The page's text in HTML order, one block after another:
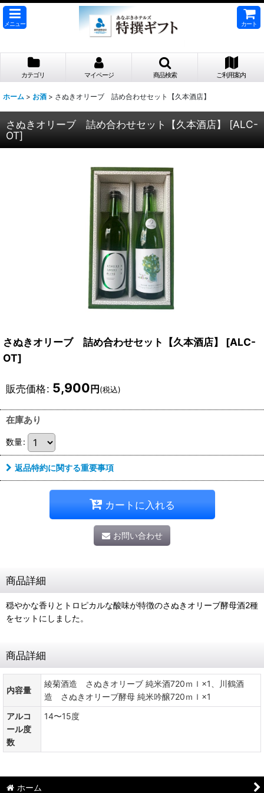
メニュー カート
カテゴリ マイページ 商品検索 ご利用案内
ホーム > お酒 > さぬきオリーブ 詰め合わせセット【久本酒店】
さぬきオリーブ 詰め合わせセット【久本酒店】 [ALC-
OT]
さぬきオリーブ 詰め合わせセット【久本酒店】 [ALC-
OT]
販売価格: 5,900 円 (税込)
在庫あり
数量:
返品特約に関する重要事項
カートに入れる
お問い合わせ
商品詳細
穏やかな香りとトロピカルな酸味が特徴のさぬきオリーブ酵母酒2種
をセットにしました。
商品詳細
内容量
綾菊酒造 さぬきオリーブ 純米酒720ｍｌ×1、川鶴酒
造 さぬきオリーブ酵母 純米吟醸720ｍｌ×1
アルコ
ール度
数
14〜15度
ホーム